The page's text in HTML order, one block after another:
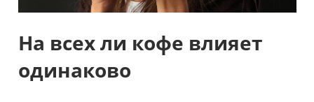
На всех ли кофе влияет
одинаково